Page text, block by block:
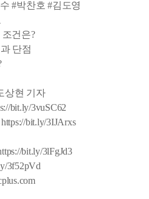
#박찬호 #김도영
건은?
단점
상현 기자
bit.ly/3vuSC62
bit.ly/3IJArxs
bit.ly/3lFgJd3
3f52pVd